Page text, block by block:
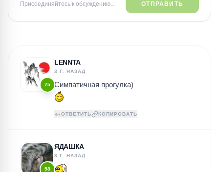
Присоединяйтесь к обсуждению... ОТПРАВИТЬ
75
LENNTA
3 Г. НАЗАД
Симпатичная прогулка)
ОТВЕТИТЬ КОПИРОВАТЬ
58
ЯДАШКА
3 Г. НАЗАД